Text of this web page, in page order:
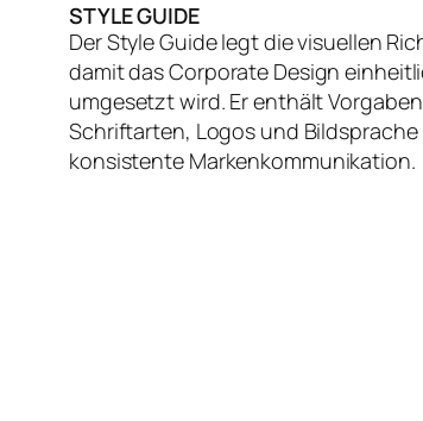
STYLE GUIDE
Der Style Guide legt die visuellen
damit das Corporate Design
umgesetzt wird. Er enthält
Schriftarten, Logos und Bildsprache
konsistente Markenkommunikation.